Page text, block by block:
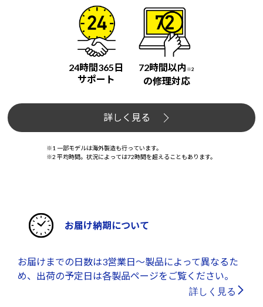
24時間365日
サポート
72時間以内 ※2
の修理対応
詳しく見る
※1 一部モデルは海外製造も行っています。
※2 平均時間。状況によっては72時間を超えることもあります。
お届け納期について
お届けまでの日数は3営業日～製品によって異なるた
め、出荷の予定日は各製品ページをご覧ください。
詳しく見る